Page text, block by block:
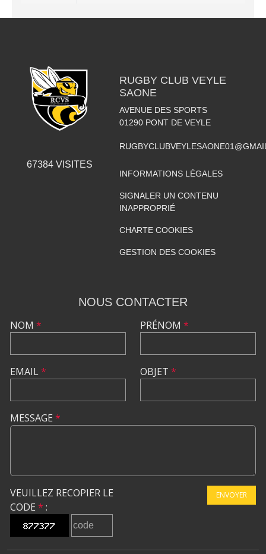
67384VISITES
RUGBY CLUB VEYLE
SAONE
AVENUE DES SPORTS
01290 PONT DE VEYLE
INFORMATIONS LÉGALES
SIGNALER UN CONTENU
INAPPROPRIÉ
CHARTE COOKIES
GESTION DES COOKIES
NOUS CONTACTER
NOM *
EMAIL*
PRÉNOM *
OBJET *
MESSAGE *
VEUILLEZ RECOPIER LE
CODE * :
ENVOYER